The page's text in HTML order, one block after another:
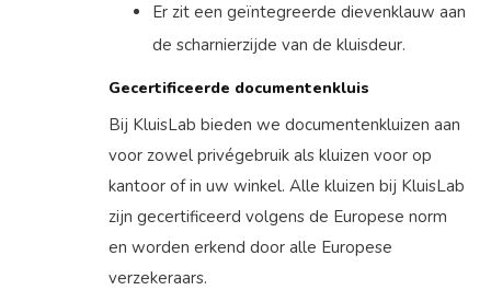
Er zit een geïntegreerde dievenklauw aan
de scharnierzijde van de kluisdeur.
Gecertificeerde documentenkluis
Bij KluisLab bieden we documentenkluizen aan
voor zowel privégebruik als kluizen voor op
kantoor of in uw winkel. Alle kluizen bij KluisLab
zijn gecertificeerd volgens de Europese norm
en worden erkend door alle Europese
verzekeraars.